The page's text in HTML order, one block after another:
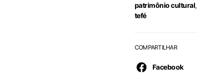
patrimônio cultural,
tefé
COMPARTILHAR
Facebook